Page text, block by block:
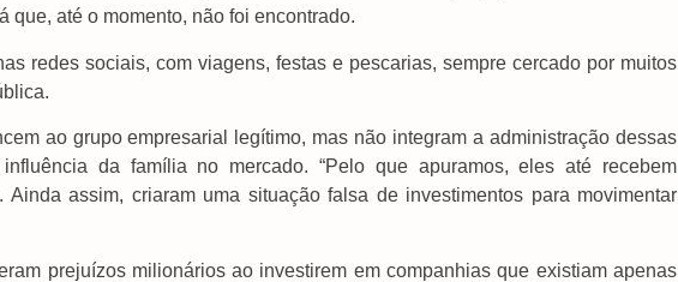
que, até o momento, não foi encontrado.
redes sociais, com viagens, festas e pescarias, sempre cercado por muitos
ao grupo empresarial legítimo, mas não integram a administração dessas
da família no mercado. “Pelo que apuramos, eles até recebem
assim, criaram uma situação falsa de investimentos para movimentar
prejuízos milionários ao investirem em companhias que existiam apenas